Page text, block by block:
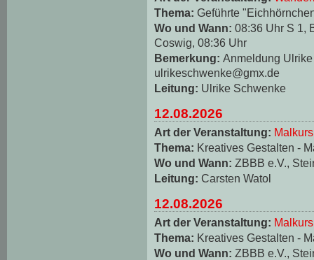
Thema: Geführte
Wo und Wann: 08:36 Uhr S 1,
Coswig, 08:36 Uhr
Bemerkung: Anmeldung
ulrikeschwenke@gmx.de
Leitung: Ulrike Schwenke
12.08.2026
Art der Veranstaltung: Malkurs
Thema: Kreatives Gestalten -
Wo und Wann: ZBBB e.V.,
Leitung: Carsten Watol
12.08.2026
Art der Veranstaltung: Malkurs
Thema: Kreatives Gestalten -
Wo und Wann: ZBBB e.V.,